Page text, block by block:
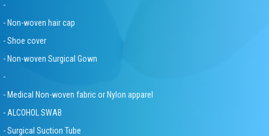
-
- Non-woven hair cap
- Shoe cover
- Non-woven Surgical Gown
-
- Medical Non-woven fabric or Nylon apparel
- ALCOHOL SWAB
- Surgical Suction Tube